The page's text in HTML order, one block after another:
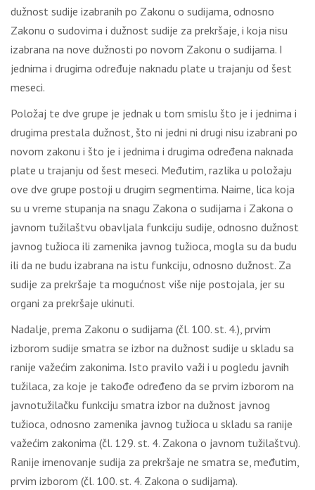
dužnost sudije izabranih po Zakonu o sudijama, odnosno
Zakonu o sudovima i dužnost sudije za prekršaje, i koja nisu
izabrana na nove dužnosti po novom Zakonu o sudijama. I
jednima i drugima određuje naknadu plate u trajanju od šest
meseci.
Položaj te dve grupe je jednak u tom smislu što je i jednima i
drugima prestala dužnost, što ni jedni ni drugi nisu izabrani po
novom zakonu i što je i jednima i drugima određena naknada
plate u trajanju od šest meseci. Međutim, razlika u položaju
ove dve grupe postoji u drugim segmentima. Naime, lica koja
su u vreme stupanja na snagu Zakona o sudijama i Zakona o
javnom tužilaštvu obavljala funkciju sudije, odnosno dužnost
javnog tužioca ili zamenika javnog tužioca, mogla su da budu
ili da ne budu izabrana na istu funkciju, odnosno dužnost. Za
sudije za prekršaje ta mogućnost više nije postojala, jer su
organi za prekršaje ukinuti.
Nadalje, prema Zakonu o sudijama (čl. 100. st. 4.), prvim
izborom sudije smatra se izbor na dužnost sudije u skladu sa
ranije važećim zakonima. Isto pravilo važi i u pogledu javnih
tužilaca, za koje je takođe određeno da se prvim izborom na
javnotužilačku funkciju smatra izbor na dužnost javnog
tužioca, odnosno zamenika javnog tužioca u skladu sa ranije
važećim zakonima (čl. 129. st. 4. Zakona o javnom tužilaštvu).
Ranije imenovanje sudija za prekršaje ne smatra se, međutim,
prvim izborom (čl. 100. st. 4. Zakona o sudijama).